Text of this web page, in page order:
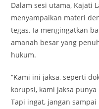
Dalam sesi utama, Kajati
menyampaikan materi
tegas. Ia mengingatkan
amanah besar yang
hukum.
“Kami ini jaksa, seperti
korupsi, kami jaksa punya
Tapi ingat, jangan sampai